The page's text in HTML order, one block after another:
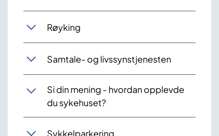
Røyking
Samtale- og livssynstjenesten
Si din mening - hvordan opplevde
du sykehuset?
Sykkelparkering